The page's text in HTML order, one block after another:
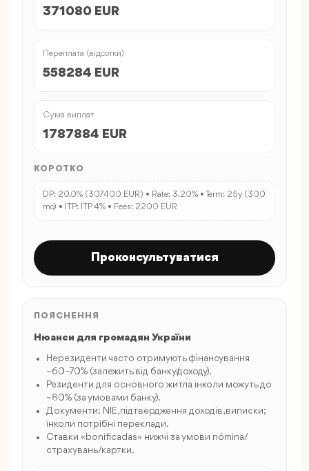
371080 EUR
Переплата (відсотки)
558284 EUR
Сума виплат
1787884 EUR
КОРОТКО
DP: 20.0% (307400 EUR) • Rate: 3.20% • Term: 25y (300
mo) • ITP: ITP 4% • Fees: 2200 EUR
Проконсультуватися
ПОЯСНЕННЯ
Нюанси для громадян України
Нерезиденти часто отримують фінансування
~60–70% (залежить від банку/доходу).
Резиденти для основного житла інколи можуть до
~80% (за умовами банку).
Документи: NIE, підтвердження доходів, виписки;
інколи потрібні переклади.
Ставки «bonificadas» нижчі за умови nómina/
страхувань/картки.